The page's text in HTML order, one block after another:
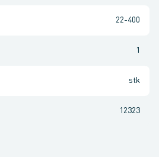
22-400
1
stk
12323